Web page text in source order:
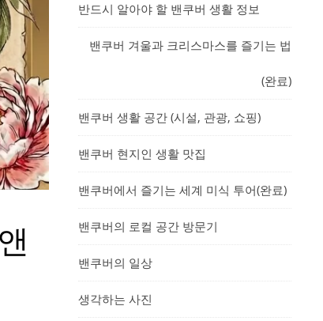
반드시 알아야 할 밴쿠버 생활 정보
밴쿠버 겨울과 크리스마스를 즐기는 법
(완료)
밴쿠버 생활 공간 (시설, 관광, 쇼핑)
밴쿠버 현지인 생활 맛집
밴쿠버에서 즐기는 세계 미식 투어(완료)
밴쿠버의 로컬 공간 방문기
밴쿠버의 일상
생각하는 사진